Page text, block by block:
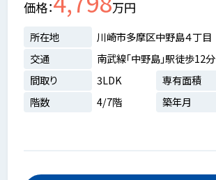
価格
万円
所在地
川崎市多摩区中野島４丁目
交通
南武線「中野島」駅徒歩12分
間取り
3LDK 専有面積
階数
4/7階 築年月